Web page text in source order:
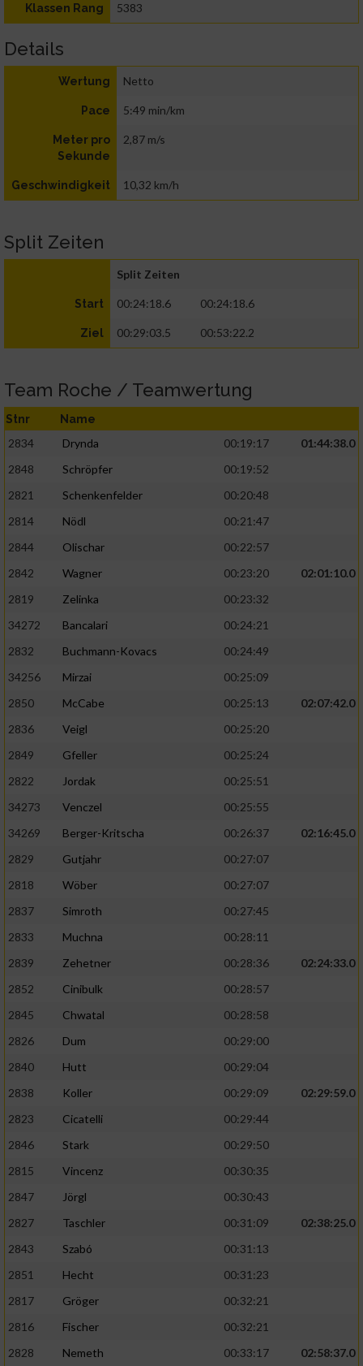
Klassen Rang 5383
Details
Wertung Netto
Pace 5:49 min/km
Meter pro
Sekunde
2,87 m/s
Geschwindigkeit 10,32 km/h
Split Zeiten
Split Zeiten
Start 00:24:18.6 00:24:18.6
Ziel 00:29:03.5 00:53:22.2
Team Roche / Teamwertung
Stnr Name
2834 Drynda 00:19:17
01:44:38.0
2848
Schröpfer
00:19:52
2821
Schenkenfelder
00:20:48
2814
Nödl
00:21:47
2844
Olischar
00:22:57
2842
Wagner 00:23:20
02:01:10.0
2819
Zelinka
00:23:32
34272
Bancalari
00:24:21
2832
Buchmann-Kovacs
00:24:49
34256
Mirzai
00:25:09
2850
McCabe 00:25:13
02:07:42.0
2836
Veigl
00:25:20
2849
Gfeller
00:25:24
2822
Jordak
00:25:51
34273
Venczel
00:25:55
34269
Berger-Kritscha 00:26:37
02:16:45.0
2829
Gutjahr
00:27:07
2818
Wöber
00:27:07
2837
Simroth
00:27:45
2833
Muchna
00:28:11
2839
Zehetner 00:28:36
02:24:33.0
2852
Cinibulk
00:28:57
2845
Chwatal
00:28:58
2826
Dum
00:29:00
2840
Hutt
00:29:04
2838
Koller 00:29:09
02:29:59.0
2823
Cicatelli
00:29:44
2846
Stark
00:29:50
2815
Vincenz
00:30:35
2847
Jörgl
00:30:43
2827
Taschler 00:31:09
02:38:25.0
2843
Szabó
00:31:13
2851
Hecht
00:31:23
2817
Gröger
00:32:21
2816
Fischer
00:32:21
2828
Nemeth 00:33:17 02:58:37.0